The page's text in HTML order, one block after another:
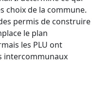
choix de la commune.
permis de construire
le plan
les PLU ont
intercommunaux